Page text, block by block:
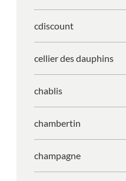
cdiscount
cellier des dauphins
chablis
chambertin
champagne